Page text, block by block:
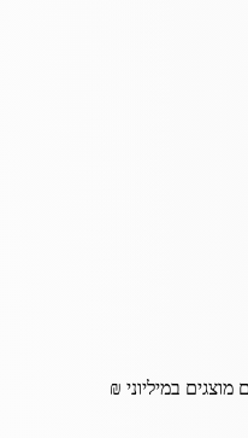
מוצגים במיליוני ₪